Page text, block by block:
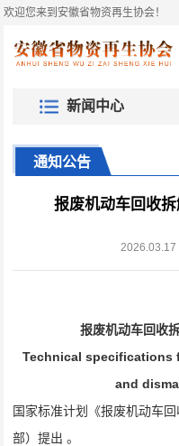
欢迎您来到安徽省物资再生协会！
新闻中心
通知公告
报废机动车回收
2026.03.17
报废机动车回收
Technical specifications
and
国家标准计划《报废机动车
部）提出 。